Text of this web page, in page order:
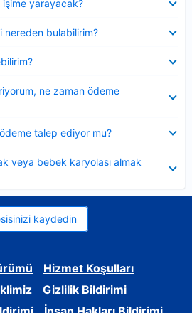
yarayacak?
nereden bulabilirim?
ne zaman ödeme
talep ediyor mu?
veya bebek karyolası almak
kaydedin
Hizmet Koşulları
Gizlilik Bildirimi